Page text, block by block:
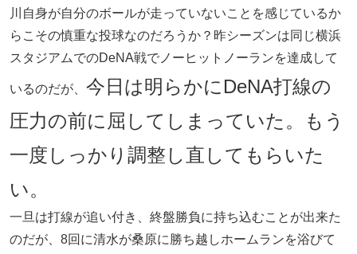
川自身が自分のボールが走っていないことを感じているか
らこその慎重な投球なのだろうか？昨シーズンは同じ横浜
スタジアムでのDeNA戦でノーヒットノーランを達成して
いるのだが、 今日は明らかにDeNA打線の
圧力の前に屈してしまっていた。もう
一度しっかり調整し直してもらいた
い。
一旦は打線が追い付き、終盤勝負に持ち込むことが出来た
のだが、8回に清水が桑原に勝ち越しホームランを浴びて